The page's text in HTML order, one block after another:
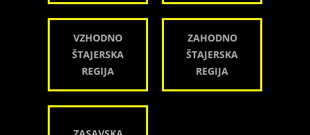
VZHODNO
ŠTAJERSKA
REGIJA
ZAHODNO
ŠTAJERSKA
REGIJA